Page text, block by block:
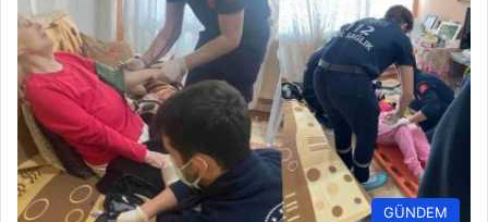
GÜNDEM